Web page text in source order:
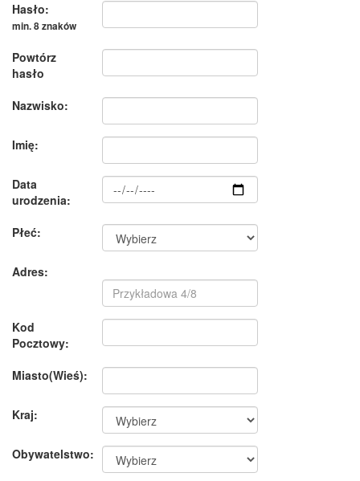
Hasło:
min. 8 znaków
Powtórz
hasło
Nazwisko:
Imię:
Data
urodzenia:
Płeć:
Adres:
Kod
Pocztowy:
Miasto(Wieś):
Kraj:
Obywatelstwo: